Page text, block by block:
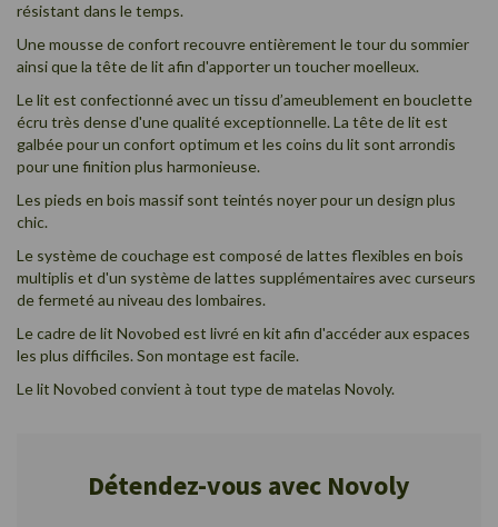
résistant dans le temps.
Une mousse de confort recouvre entièrement le tour du sommier
ainsi que la tête de lit afin d'apporter un toucher moelleux.
Le lit est confectionné avec un tissu d’ameublement en bouclette
écru très dense d'une qualité exceptionnelle. La tête de lit est
galbée pour un confort optimum et les coins du lit sont arrondis
pour une finition plus harmonieuse.
Les pieds en bois massif sont teintés noyer pour un design plus
chic.
Le système de couchage est composé de lattes flexibles en bois
multiplis et d'un système de lattes supplémentaires avec curseurs
de fermeté au niveau des lombaires.
Le cadre de lit Novobed est livré en kit afin d'accéder aux espaces
les plus difficiles. Son montage est facile.
Le lit Novobed convient à tout type de matelas Novoly.
Détendez-vous avec Novoly